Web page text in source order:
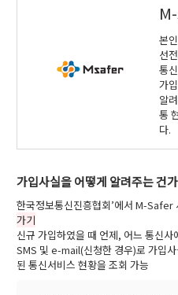
본
선
통
가
알
통
다.
가입사실을 어떻게 알려주는 건
한국정보통신진흥협회’에서 M-Safer
가기
신규 가입하였을 때 언제, 어느 통신
SMS 및 e-mail(신청한 경우)로 가입
된 통신서비스 현황을 조회 가능